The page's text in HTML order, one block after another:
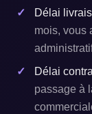
Délai
mois, vous
Délai
passage à